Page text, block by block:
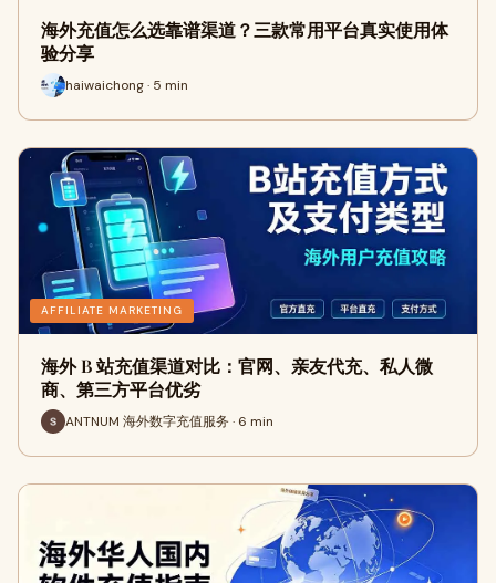
海外充值怎么选靠谱渠道？三款常用平台真实使用体
验分享
haiwaichong · 5 min
AFFILIATE MARKETING
海外 B 站充值渠道对比：官网、亲友代充、私人微
商、第三方平台优劣
ANTNUM 海外数字充值服务 · 6 min